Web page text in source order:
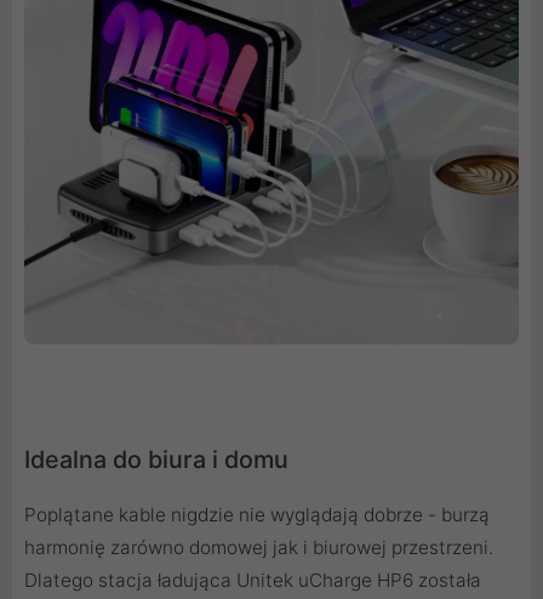
Idealna do biura i domu
Poplątane kable nigdzie nie wyglądają dobrze - burzą
harmonię zarówno domowej jak i biurowej przestrzeni.
Dlatego stacja ładująca Unitek uCharge HP6 została